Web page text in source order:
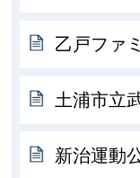
乙戸ファ
土浦市立
新治運動